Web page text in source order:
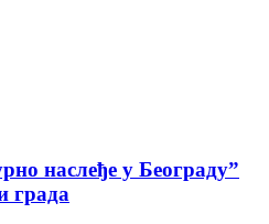
наслеђе у Београду”
града